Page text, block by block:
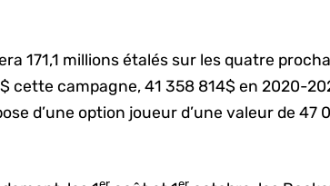
171,1 millions étalés sur les quatre
cette campagne, 41 358 814$ en 2020-
d’une option joueur d’une valeur de 47